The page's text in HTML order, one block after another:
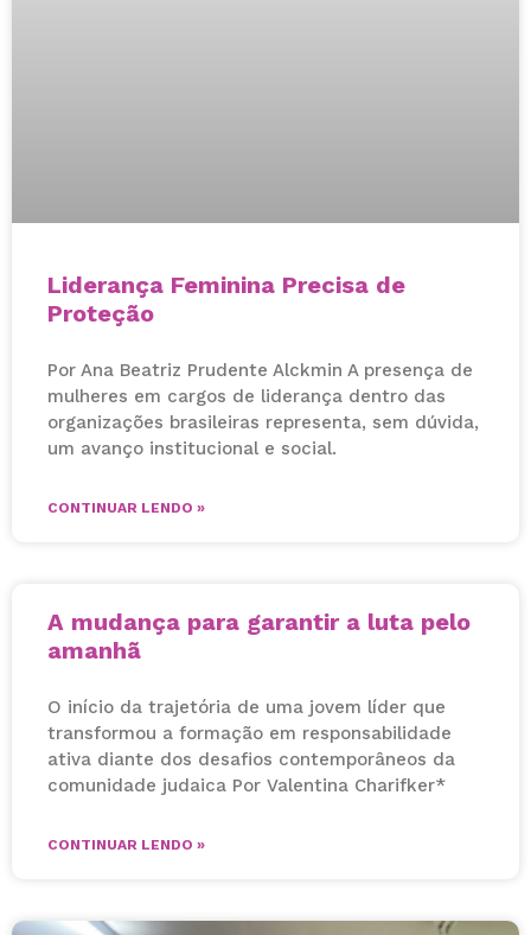
Liderança Feminina Precisa de
Proteção
Por Ana Beatriz Prudente Alckmin A presença de
mulheres em cargos de liderança dentro das
organizações brasileiras representa, sem dúvida,
um avanço institucional e social.
CONTINUAR LENDO »
A mudança para garantir a luta pelo
amanhã
O início da trajetória de uma jovem líder que
transformou a formação em responsabilidade
ativa diante dos desafios contemporâneos da
comunidade judaica Por Valentina Charifker*
CONTINUAR LENDO »